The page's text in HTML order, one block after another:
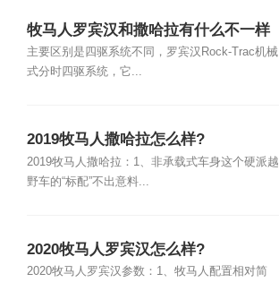
牧马人罗宾汉和撒哈拉有什么不一样
主要区别是四驱系统不同，罗宾汉Rock-Trac机械
式分时四驱系统，它...
2019牧马人撒哈拉怎么样?
2019牧马人撒哈拉：1、非承载式车身这个硬派越
野车的“标配”不出意料...
2020牧马人罗宾汉怎么样?
2020牧马人罗宾汉参数：1、牧马人配置相对简